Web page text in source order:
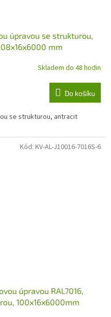
úpravou se strukturou,
mm
Skladem do 48 hodin
Do košíku
se strukturou, antracit
úpravou RAL7016,
100x16x6000mm
Kód: KV-AL-J10016-7016S-6